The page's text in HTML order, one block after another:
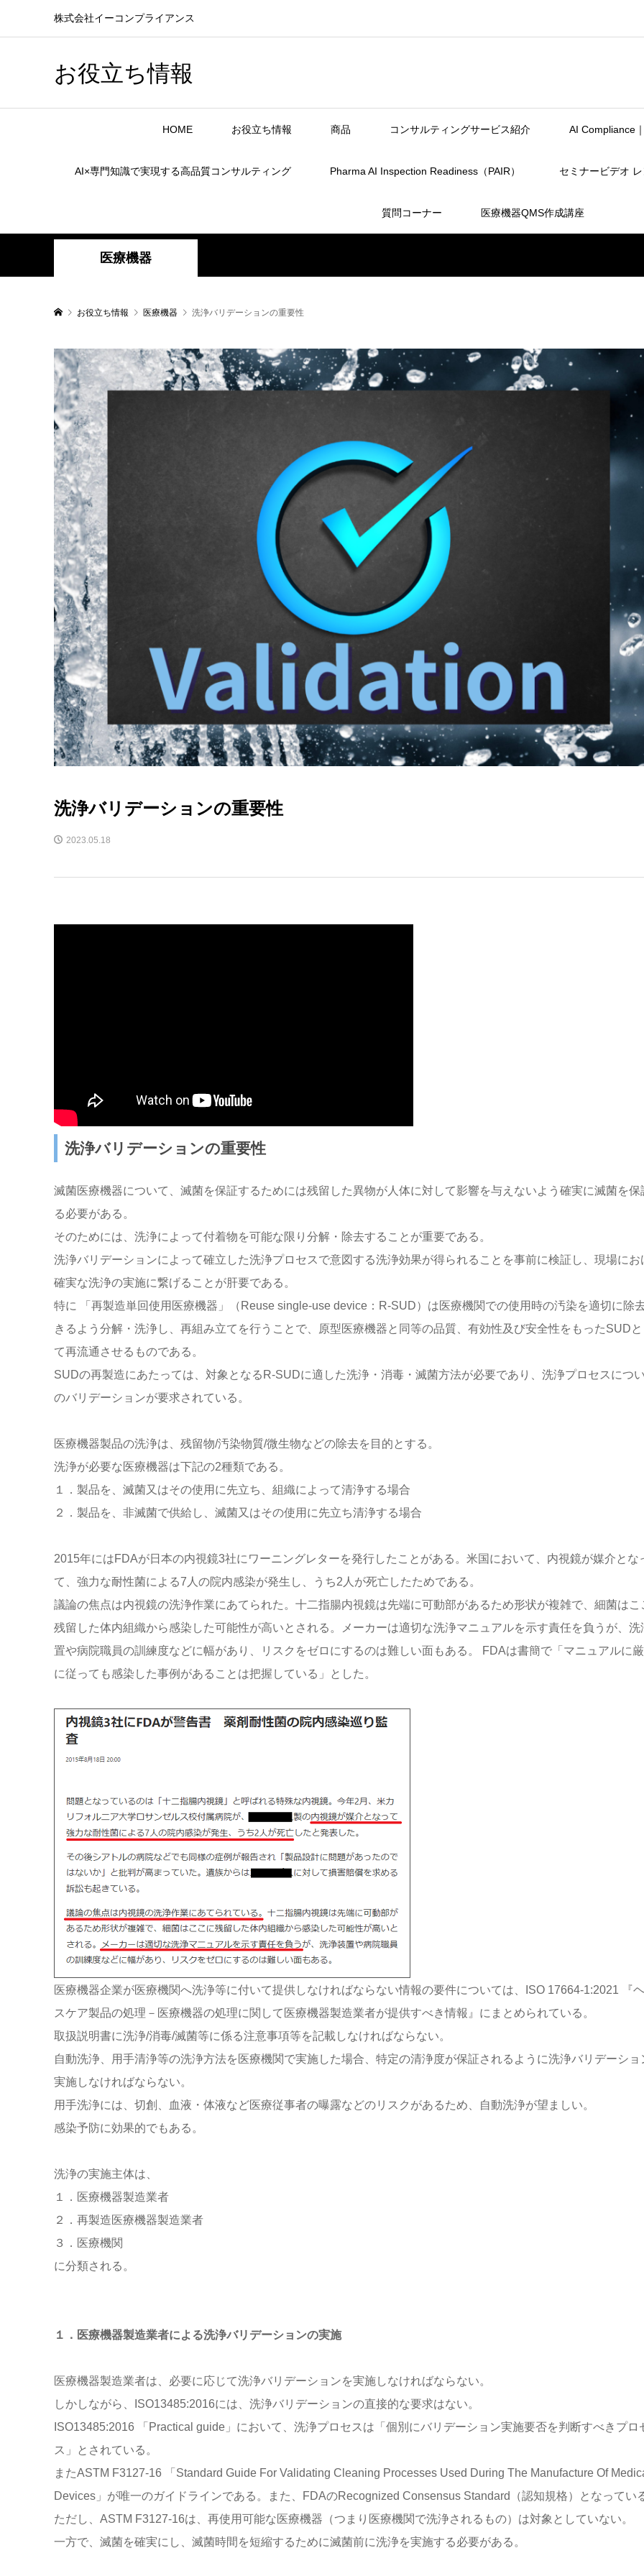
株式会社イーコンプライアンス
お役立ち情報
HOME お役立ち情報 商品 コンサルティングサービス紹介 AI Compliance
AI×専門知識で実現する高品質コンサルティング Pharma AI Inspection Readiness（PAIR） セミナービデオ
質問コーナー 医療機器QMS作成講座
医療機器
お役立ち情報 医療機器 洗浄バリデーションの重要性
洗浄バリデーションの重要性
2023.05.18
洗浄バリデーションの重要性
滅菌医療機器について、滅菌を保証するためには残留した異物が人体に対して影響を与えないよう確実に滅菌を保
る必要がある。
そのためには、洗浄によって付着物を可能な限り分解・除去することが重要である。
洗浄バリデーションによって確立した洗浄プロセスで意図する洗浄効果が得られることを事前に検証し、現場にお
確実な洗浄の実施に繋げることが肝要である。
特に 「再製造単回使用医療機器」（Reuse single-use device：R-SUD）は医療機関での使用時の汚染を適切に除
きるよう分解・洗浄し、再組み立てを行うことで、原型医療機器と同等の品質、有効性及び安全性をもったSUDと
て再流通させるものである。
SUDの再製造にあたっては、対象となるR-SUDに適した洗浄・消毒・滅菌方法が必要であり、洗浄プロセスにつ
のバリデーションが要求されている。
医療機器製品の洗浄は、残留物/汚染物質/微生物などの除去を目的とする。
洗浄が必要な医療機器は下記の2種類である。
１．製品を、滅菌又はその使用に先立ち、組織によって清浄する場合
２．製品を、非滅菌で供給し、滅菌又はその使用に先立ち清浄する場合
2015年にはFDAが日本の内視鏡3社にワーニングレターを発行したことがある。米国において、内視鏡が媒介とな
て、強力な耐性菌による7人の院内感染が発生し、うち2人が死亡したためである。
議論の焦点は内視鏡の洗浄作業にあてられた。十二指腸内視鏡は先端に可動部があるため形状が複雑で、細菌はこ
残留した体内組織から感染した可能性が高いとされる。メーカーは適切な洗浄マニュアルを示す責任を負うが、洗
置や病院職員の訓練度などに幅があり、リスクをゼロにするのは難しい面もある。 FDAは書簡で「マニュアルに
に従っても感染した事例があることは把握している」とした。
医療機器企業が医療機関へ洗浄等に付いて提供しなければならない情報の要件については、ISO 17664-1:2021 『
スケア製品の処理－医療機器の処理に関して医療機器製造業者が提供すべき情報』にまとめられている。
取扱説明書に洗浄/消毒/滅菌等に係る注意事項等を記載しなければならない。
自動洗浄、用手清浄等の洗浄方法を医療機関で実施した場合、特定の清浄度が保証されるように洗浄バリデーショ
実施しなければならない。
用手洗浄には、切創、血液・体液など医療従事者の曝露などのリスクがあるため、自動洗浄が望ましい。
感染予防に効果的でもある。
洗浄の実施主体は、
１．医療機器製造業者
２．再製造医療機器製造業者
３．医療機関
に分類される。
１．医療機器製造業者による洗浄バリデーションの実施
医療機器製造業者は、必要に応じて洗浄バリデーションを実施しなければならない。
しかしながら、ISO13485:2016には、洗浄バリデーションの直接的な要求はない。
ISO13485:2016 「Practical guide」において、洗浄プロセスは「個別にバリデーション実施要否を判断すべきプロ
ス」とされている。
またASTM F3127-16 「Standard Guide For Validating Cleaning Processes Used During The Manufacture Of
Devices」が唯一のガイドラインである。また、FDAのRecognized Consensus Standard（認知規格）となってい
ただし、ASTM F3127-16は、再使用可能な医療機器（つまり医療機関で洗浄されるもの）は対象としていない。
一方で、滅菌を確実にし、滅菌時間を短縮するために滅菌前に洗浄を実施する必要がある。